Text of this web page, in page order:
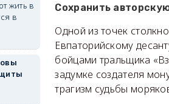
Сохранить
Одной из точек
Евпаторийскому
бойцами тральщика
задумке создателя
трагизм судьбы
жить в
в